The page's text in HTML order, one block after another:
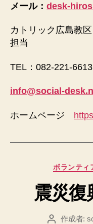
メール： desk-
カトリック広島教
担当
TEL：082-221-
info@social-
ホームページ
ボランティ
震災復
投 作成者: